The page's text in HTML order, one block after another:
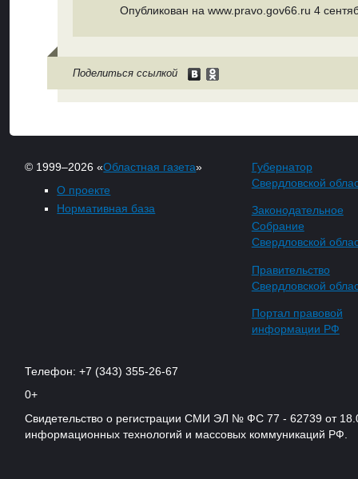
Опубликован на www.pravo.gov66.ru 4
Поделиться ссылкой
© 1999–2026 «Областная газета»
О проекте
Нормативная база
Губернатор
Свердловской
Законодательное
Собрание
Свердловской
Правительство
Свердловской
Портал правовой
информации РФ
Телефон: +7 (343) 355-26-67
0+
Свидетельство о регистрации СМИ ЭЛ № ФС 77 - 62739 от
информационных технологий и массовых коммуникаций РФ.